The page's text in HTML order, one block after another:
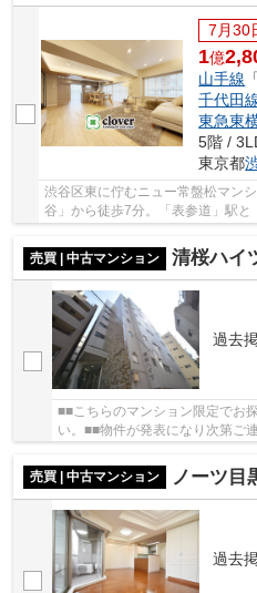
7月30
1億
山手線
千代田
東急東
5階 /
東京都
渋谷区東に佇むニュー常盤松マン
谷」から徒歩7分。「表参道」駅と
な住宅街に位置していますが、周
売買 | 中古マンション
清桜ハイ
過去
■■こちらのマンション限定でお
い。■■物件が発表になり次第ご
売買 | 中古マンション ノーツ目
過去